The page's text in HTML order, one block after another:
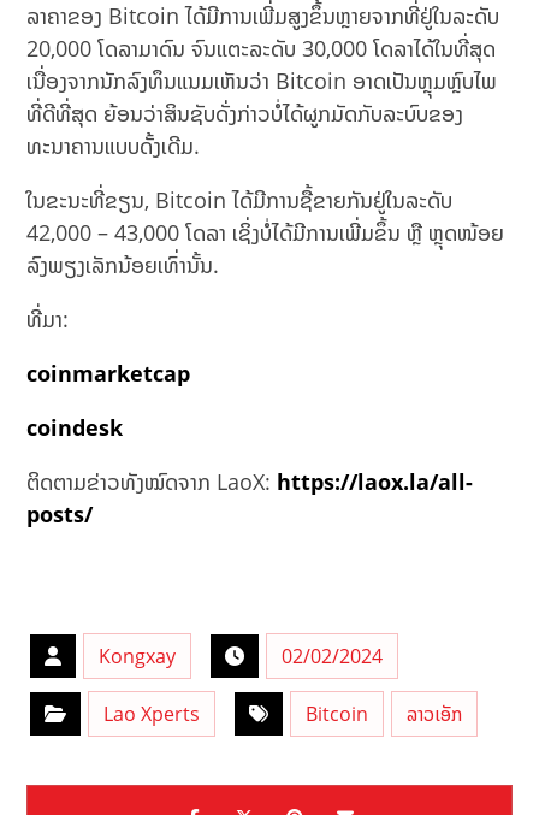
ລາຄາຂອງ Bitcoin ໄດ້ມີການເພີ່ມສູງຂຶ້ນຫຼາຍຈາກທີ່ຢູ່ໃນລະດັບ
20,000 ໂດລາມາດົນ ຈົນແຕະລະດັບ 30,000 ໂດລາໄດ້ໃນທີ່ສຸດ
ເນື່ອງຈາກນັກລົງທຶນແນມເຫັນວ່າ Bitcoin ອາດເປັນຫຼຸມຫຼົບໄພ
ທີ່ດີທີ່ສຸດ ຍ້ອນວ່າສິນຊັບດັ່ງກ່າວບໍ່ໄດ້ຜູກມັດກັບລະບົບຂອງ
ທະນາຄານແບບດັ້ງເດີມ.
ໃນຂະນະທີ່ຂຽນ, Bitcoin ໄດ້ມີການຊື້ຂາຍກັນຢູ່ໃນລະດັບ
42,000 – 43,000 ໂດລາ ເຊິ່ງບໍ່ໄດ້ມີການເພີ່ມຂຶ້ນ ຫຼື ຫຼຸດໜ້ອຍ
ລົງພຽງເລັກນ້ອຍເທົ່ານັ້ນ.
ທີ່ມາ:
coinmarketcap
coindesk
ຕິດຕາມຂ່າວທັງໝົດຈາກ LaoX: https://laox.la/all-
posts/
Kongxay 02/02/2024
Lao Xperts Bitcoin ລາວເອັກ